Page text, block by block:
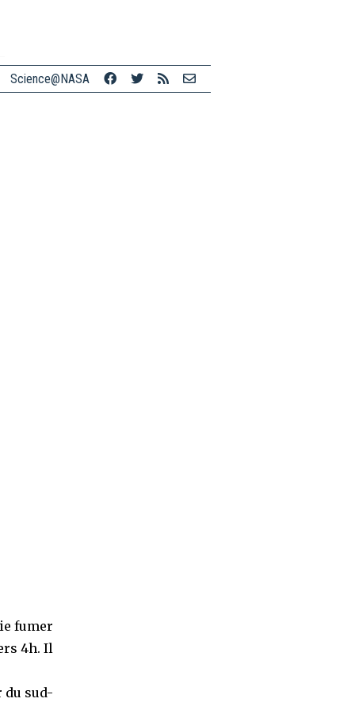
Science@NASA
fumer
4h. Il
du sud-